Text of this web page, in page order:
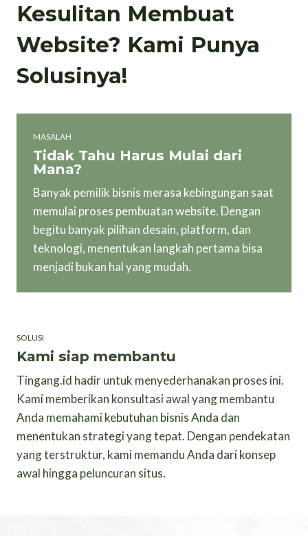
Kesulitan Membuat
Website? Kami Punya
Solusinya!
MASALAH
Tidak Tahu Harus Mulai dari
Mana?
Banyak pemilik bisnis merasa kebingungan saat
memulai proses pembuatan website. Dengan
begitu banyak pilihan desain, platform, dan
teknologi, menentukan langkah pertama bisa
menjadi bukan hal yang mudah.
SOLUSI
Kami siap membantu
Tingang.id hadir untuk menyederhanakan proses ini.
Kami memberikan konsultasi awal yang membantu
Anda memahami kebutuhan bisnis Anda dan
menentukan strategi yang tepat. Dengan pendekatan
yang terstruktur, kami memandu Anda dari konsep
awal hingga peluncuran situs.